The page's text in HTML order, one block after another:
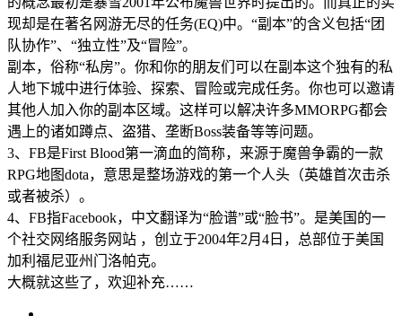
现却是在著名网游无尽的任务(EQ)中。“副本”的含义包括“团
队协作”、“独立性”及“冒险”。
副本，俗称“私房”。你和你的朋友们可以在副本这个独有的私
人地下城中进行体验、探索、冒险或完成任务。你也可以邀请
其他人加入你的副本区域。这样可以解决许多MMORPG都会
遇上的诸如蹲点、盗猎、垄断Boss装备等等问题。
3、FB是First Blood第一滴血的简称，来源于魔兽争霸的一款
RPG地图dota，意思是整场游戏的第一个人头（英雄首次击杀
或者被杀）。
4、FB指Facebook，中文翻译为“脸谱”或“脸书”。是美国的一
个社交网络服务网站 ，创立于2004年2月4日，总部位于美国
加利福尼亚州门洛帕克。
大概就这些了，欢迎补充……